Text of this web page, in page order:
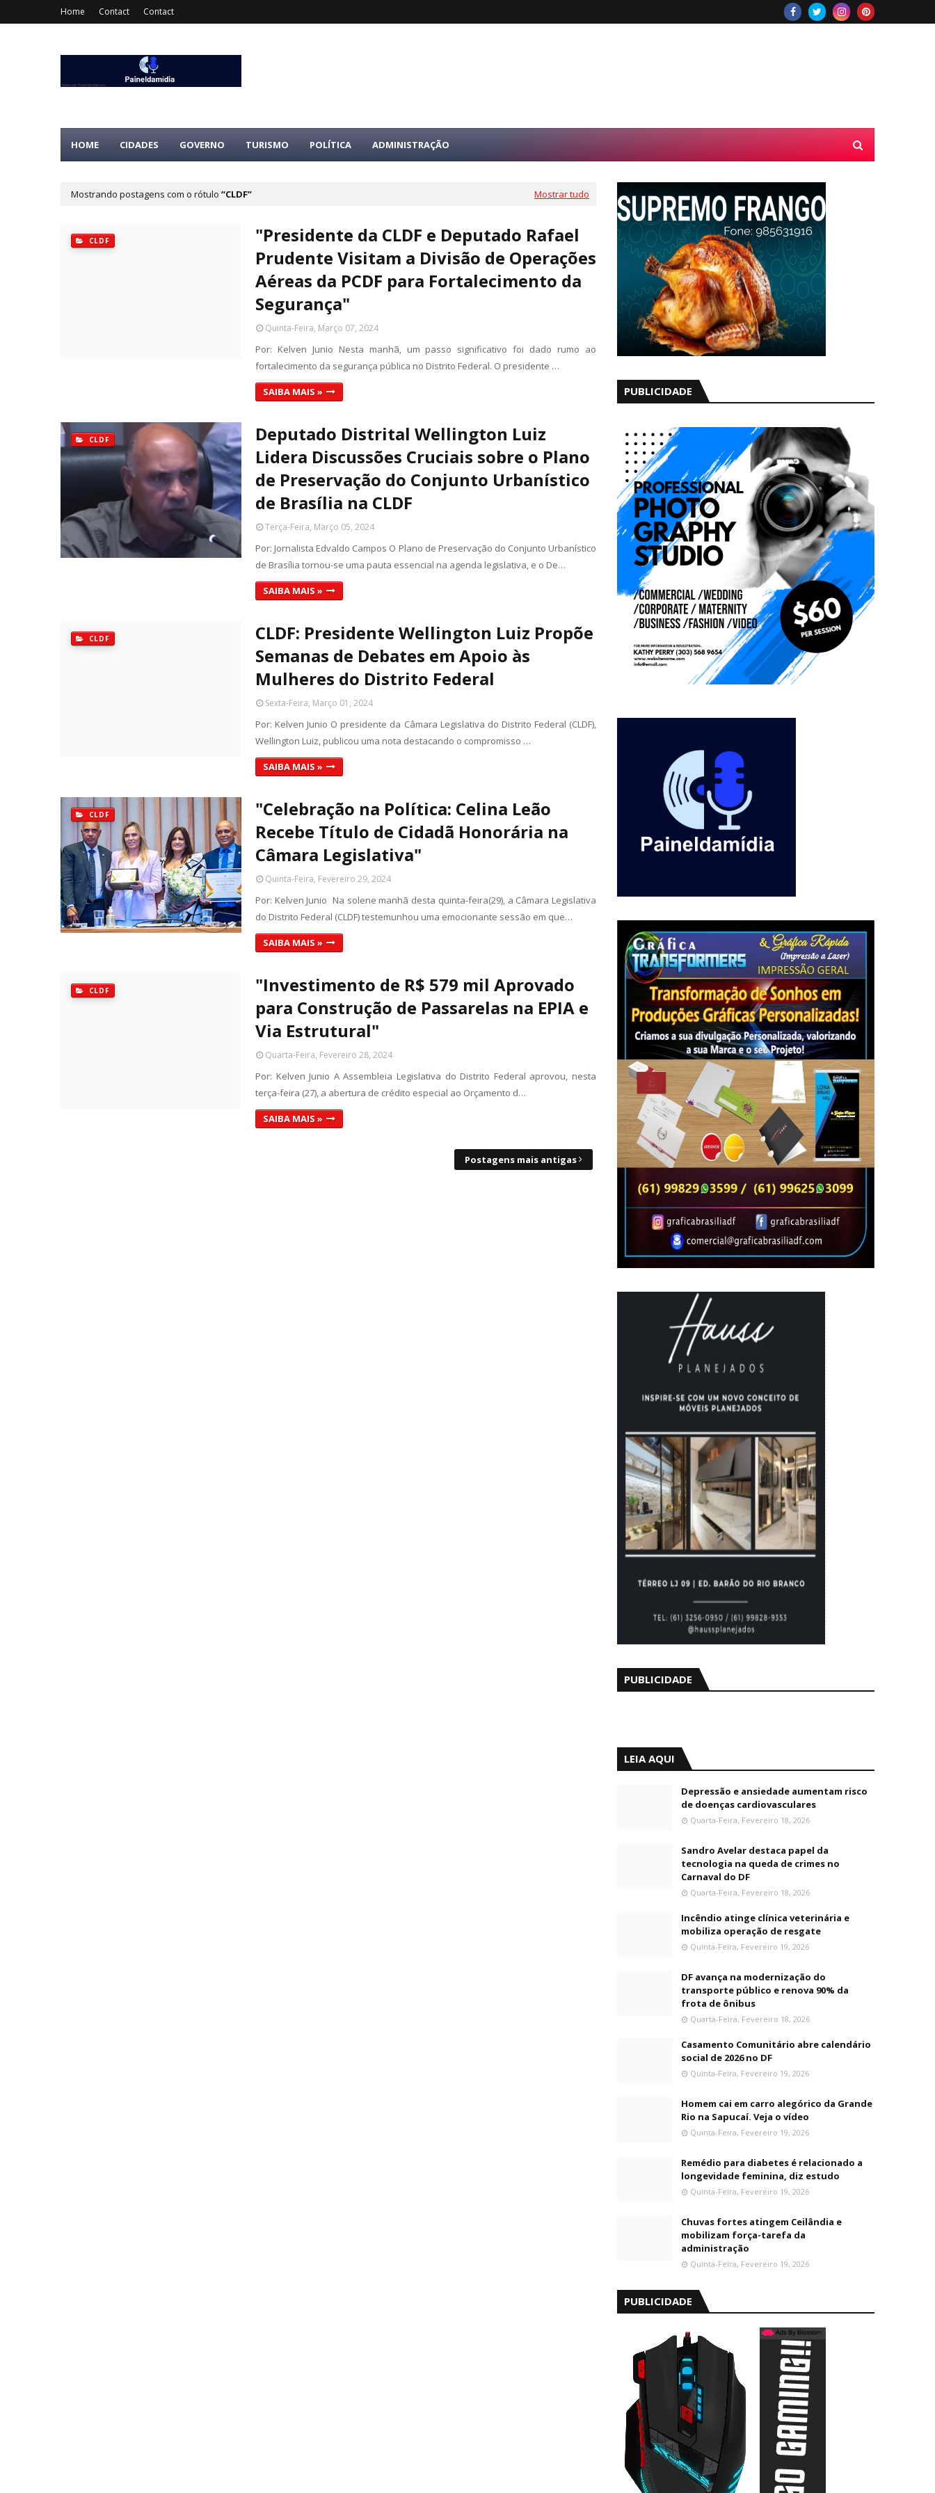
Home Contact Contact
HOME CIDADES GOVERNO TURISMO POLÍTICA ADMINISTRAÇÃO
Mostrando postagens com o rótulo CLDF Mostrar tudo
CLDF
"Presidente da CLDF e Deputado Rafael
Prudente Visitam a Divisão de Operações
Aéreas da PCDF para Fortalecimento da
Segurança"
Quinta-Feira, Março 07, 2024
Por: Kelven Junio Nesta manhã, um passo significativo foi dado rumo ao
fortalecimento da segurança pública no Distrito Federal. O presidente …
SAIBA MAIS »
CLDF
Deputado Distrital Wellington Luiz
Lidera Discussões Cruciais sobre o Plano
de Preservação do Conjunto Urbanístico
de Brasília na CLDF
Terça-Feira, Março 05, 2024
Por: Jornalista Edvaldo Campos O Plano de Preservação do Conjunto Urbanístico
de Brasília tornou-se uma pauta essencial na agenda legislativa, e o De…
SAIBA MAIS »
CLDF
CLDF: Presidente Wellington Luiz Propõe
Semanas de Debates em Apoio às
Mulheres do Distrito Federal
Sexta-Feira, Março 01, 2024
Por: Kelven Junio O presidente da Câmara Legislativa do Distrito Federal (CLDF),
Wellington Luiz, publicou uma nota destacando o compromisso …
SAIBA MAIS »
CLDF
"Celebração na Política: Celina Leão
Recebe Título de Cidadã Honorária na
Câmara Legislativa"
Quinta-Feira, Fevereiro 29, 2024
Por: Kelven Junio Na solene manhã desta quinta-feira(29), a Câmara Legislativa
do Distrito Federal (CLDF) testemunhou uma emocionante sessão em que…
SAIBA MAIS »
CLDF
"Investimento de R$ 579 mil Aprovado
para Construção de Passarelas na EPIA e
Via Estrutural"
Quarta-Feira, Fevereiro 28, 2024
Por: Kelven Junio A Assembleia Legislativa do Distrito Federal aprovou, nesta
terça-feira (27), a abertura de crédito especial ao Orçamento d…
SAIBA MAIS »
Postagens mais antigas
PUBLICIDADE
PUBLICIDADE
LEIA AQUI
Depressão e ansiedade aumentam risco
de doenças cardiovasculares
Quarta-Feira, Fevereiro 18, 2026
Sandro Avelar destaca papel da
tecnologia na queda de crimes no
Carnaval do DF
Quarta-Feira, Fevereiro 18, 2026
Incêndio atinge clínica veterinária e
mobiliza operação de resgate
Quinta-Feira, Fevereiro 19, 2026
DF avança na modernização do
transporte público e renova 90% da
frota de ônibus
Quarta-Feira, Fevereiro 18, 2026
Casamento Comunitário abre calendário
social de 2026 no DF
Quinta-Feira, Fevereiro 19, 2026
Homem cai em carro alegórico da Grande
Rio na Sapucaí. Veja o vídeo
Quinta-Feira, Fevereiro 19, 2026
Remédio para diabetes é relacionado a
longevidade feminina, diz estudo
Quinta-Feira, Fevereiro 19, 2026
Chuvas fortes atingem Ceilândia e
mobilizam força-tarefa da
administração
Quinta-Feira, Fevereiro 19, 2026
PUBLICIDADE